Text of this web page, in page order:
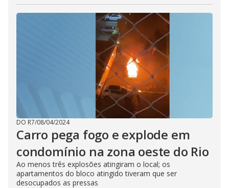
DO R7/08/04/2024
Carro pega fogo e explode em
condomínio na zona oeste do Rio
Ao menos três explosões atingiram o local; os
apartamentos do bloco atingido tiveram que ser
desocupados as pressas